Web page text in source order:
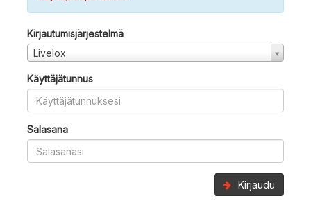
Kirjautumisjärjestelmä
Livelox
Käyttäjätunnus
Salasana
Kirjaudu